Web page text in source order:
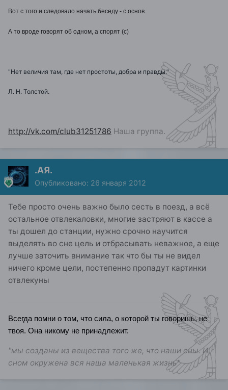
Вот с того и следовало начать беседу - с основ.
А то вроде говорят об одном, а спорят (с)
"Нет величия там, где нет простоты, добра и правды."
Л. Н. Толстой.
http://vk.com/club31251786 Наша группа.
.АЯ.
Опубликовано: 26 января 2012
Тебе просто очень важно было сесть в поезд, а всё
остальное отвлекаловки, многие застряют в кассе а
ты дошел до станции, нужно срочно научится
выделять во сне цель и отбрасывать неважное, а еще
лучше заточить внимание так что бы ты не видел
ничего кроме цели, постепенно пропадут картинки
отвлекуны
Всегда помни о том, что сила, о которой ты говоришь, не
твоя. Она никому не принадлежит.
"мы созданы из вещества того же, что наши сны. И
сном окружена вся наша маленькая жизнь"